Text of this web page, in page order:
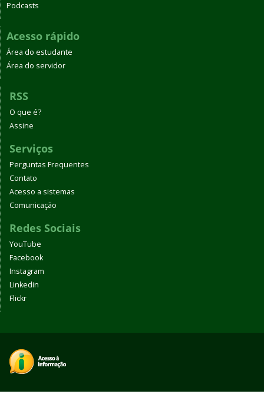
Podcasts
Acesso rápido
Área do estudante
Área do servidor
RSS
O que é?
Assine
Serviços
Perguntas Frequentes
Contato
Acesso a sistemas
Comunicação
Redes Sociais
YouTube
Facebook
Instagram
Linkedin
Flickr